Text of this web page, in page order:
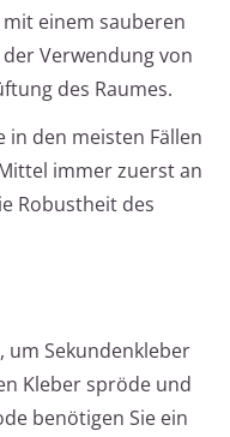
einem sauberen
Verwendung von
des Raumes.
in den meisten Fällen
immer zuerst an
Robustheit des
um Sekundenkleber
Kleber spröde und
benötigen Sie ein